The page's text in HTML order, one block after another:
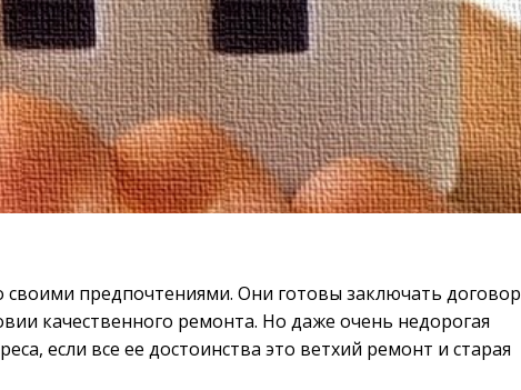
предпочтениями. Они готовы заключать договор
качественного ремонта. Но даже очень недорогая
если все ее достоинства это ветхий ремонт и старая